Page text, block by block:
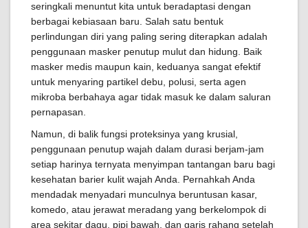
seringkali menuntut kita untuk beradaptasi dengan
berbagai kebiasaan baru. Salah satu bentuk
perlindungan diri yang paling sering diterapkan adalah
penggunaan masker penutup mulut dan hidung. Baik
masker medis maupun kain, keduanya sangat efektif
untuk menyaring partikel debu, polusi, serta agen
mikroba berbahaya agar tidak masuk ke dalam saluran
pernapasan.
Namun, di balik fungsi proteksinya yang krusial,
penggunaan penutup wajah dalam durasi berjam-jam
setiap harinya ternyata menyimpan tantangan baru bagi
kesehatan barier kulit wajah Anda. Pernahkah Anda
mendadak menyadari munculnya beruntusan kasar,
komedo, atau jerawat meradang yang berkelompok di
area sekitar dagu, pipi bawah, dan garis rahang setelah